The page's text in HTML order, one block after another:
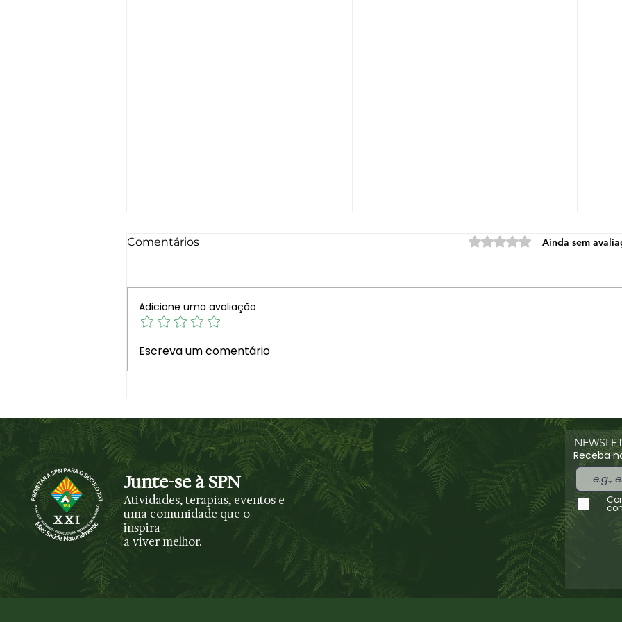
Visão e Missão da
Comentários Avaliado com 0 de 5
Ainda sem
Adicione uma avaliação
Escreva um comentário
Junte-se à SPN
Atividades, terapias, eventos e
uma comunidade que o
inspira
a viver melhor.
Receba